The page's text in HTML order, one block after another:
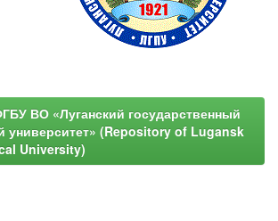
ВО «Луганский государственный
университет» (Repository of Lugansk
University)